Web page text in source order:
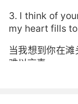
3. I think of
my heart fills
当我想到你在
难以言表